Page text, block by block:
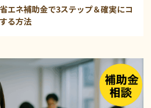
エネ補助金で3ステップ＆確実にコ
る方法